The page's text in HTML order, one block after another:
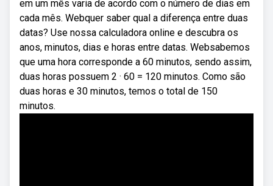
em um mês varia de acordo com o número de dias em
cada mês. Webquer saber qual a diferença entre duas
datas? Use nossa calculadora online e descubra os
anos, minutos, dias e horas entre datas. Websabemos
que uma hora corresponde a 60 minutos, sendo assim,
duas horas possuem 2 · 60 = 120 minutos. Como são
duas horas e 30 minutos, temos o total de 150
minutos.